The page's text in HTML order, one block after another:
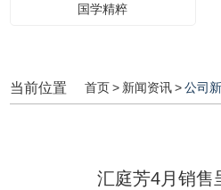
国学精粹
当前位置 首页 > 新闻资讯 > 公司
汇庭芳4月销售